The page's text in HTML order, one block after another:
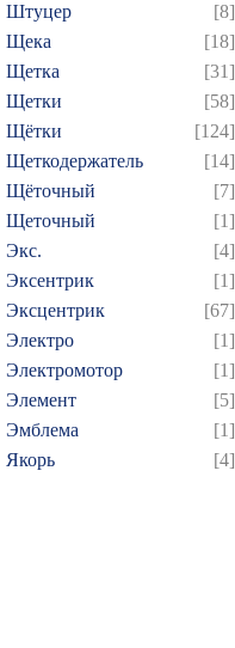
Штуцер
[8]
Щека
[18]
Щетка
[31]
Щетки
[58]
Щётки
[124]
Щеткодержатель
[14]
Щёточный
[7]
Щеточный
[1]
Экс.
[4]
Эксентрик
[1]
Эксцентрик
[67]
Электро
[1]
Электромотор
[1]
Элемент
[5]
Эмблема
[1]
Якорь
[4]